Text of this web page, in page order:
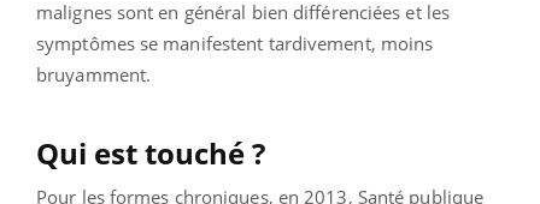
malignes sont en général bien différenciées et les
symptômes se manifestent tardivement, moins
bruyamment.
Qui est touché ?
Pour les formes chroniques, en 2013, Santé publique